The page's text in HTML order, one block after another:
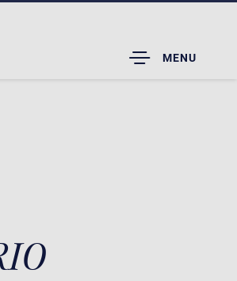
TOGGLE
DROPDOWN
MENU